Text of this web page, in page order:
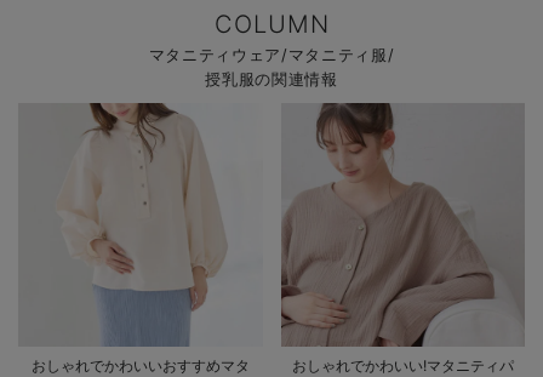
COLUMN
マタニティウェア/マタニティ服/
授乳服の関連情報
おしゃれでかわいいおすすめマタ
おしゃれでかわいい!マタニティパ